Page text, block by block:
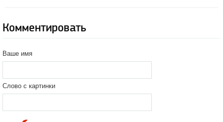
Комментировать
Ваше имя
Слово с картинки